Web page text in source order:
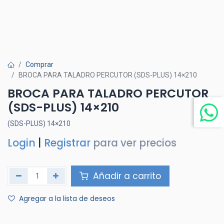
Comprar
BROCA PARA TALADRO PERCUTOR (SDS-PLUS) 14×210
BROCA PARA TALADRO PERCUTOR
(SDS-PLUS) 14×210
(SDS-PLUS) 14×210
Login Registrar para ver precios
Añadir a carrito
Agregar a la lista de deseos